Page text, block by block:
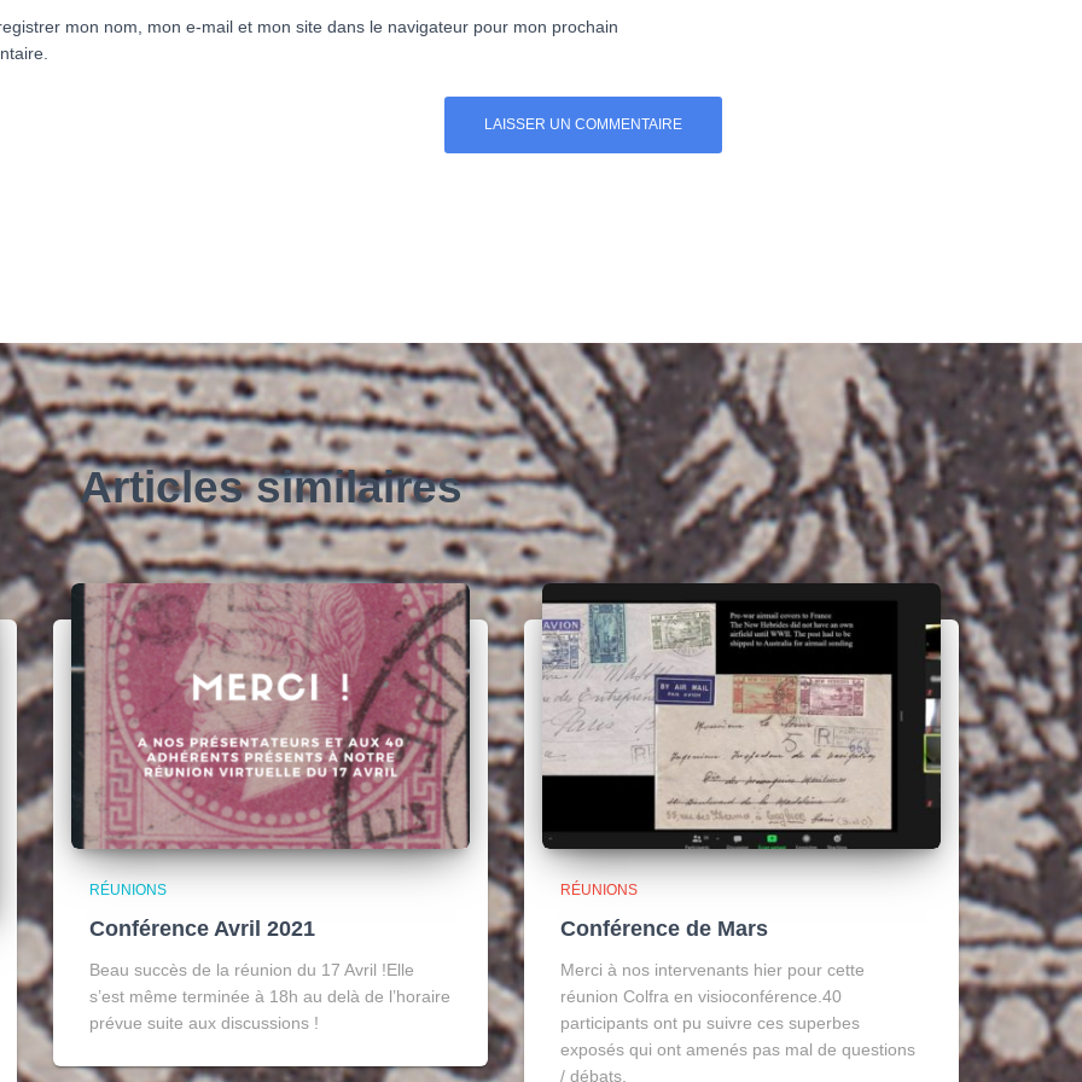
mon nom, mon e-mail et mon site dans le navigateur pour mon prochain
Articles similaires
RÉUNIONS
Conférence Avril 2021
Beau succès de la réunion du 17 Avril !Elle
s’est même terminée à 18h au delà de l’horaire
prévue suite aux discussions !
RÉUNIONS
Conférence de Mars
Merci à nos intervenants hier pour cette
réunion Colfra en visioconférence.40
participants ont pu suivre ces superbes
exposés qui ont amenés pas mal de questions
/ débats.